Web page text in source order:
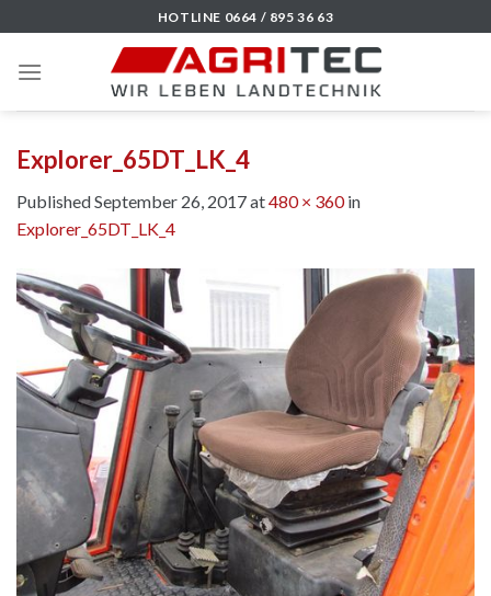
to
content
HOTLINE 0664 / 895 36 63
Explorer_65DT_LK_4
PublishedSeptember 26, 2017at480 × 360in
Explorer_65DT_LK_4